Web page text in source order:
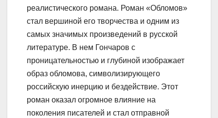
реалистического романа. Роман «Обломов»
стал вершиной его творчества и одним из
самых значимых произведений в русской
литературе. В нем Гончаров с
проницательностью и глубиной изображает
образ обломова, символизирующего
российскую инерцию и бездействие. Этот
роман оказал огромное влияние на
поколения писателей и стал отправной